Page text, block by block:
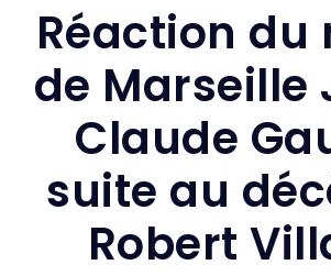
Réaction du
de Marseille
Claude
suite au
Robert